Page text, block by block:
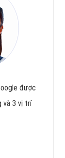
được
và 3 vị trí